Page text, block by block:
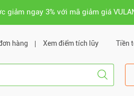
giảm ngay 3% với mã giảm giá
Tiền
hàng Xem điểm tích lũy